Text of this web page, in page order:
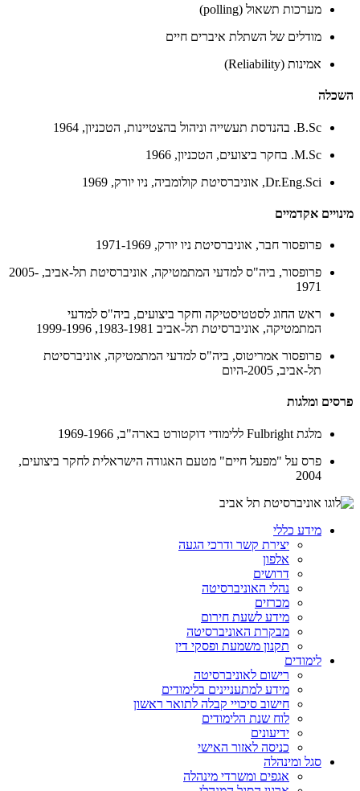
מערכות תשאול (polling)
מודלים של השתלת איברים חיים
אמינות (Reliability)
השכלה
B.Sc. בהנדסת תעשייה וניהול בהצטיינות, הטכניון, 1964
M.Sc. בחקר ביצועים, הטכניון, 1966
Dr.Eng.Sci, אוניברסיטת קולומביה, ניו יורק, 1969
מינויים אקדמיים
פרופסור חבר, אוניברסיטת ניו יורק, 1971-1969
פרופסור, ביה"ס למדעי המתמטיקה, אוניברסיטת תל-אביב, 2005-
1971
ראש החוג לסטטיסטיקה וחקר ביצועים, ביה"ס למדעי
המתמטיקה, אוניברסיטת תל-אביב 1983-1981, 1999-1996
פרופסור אמריטוס, ביה"ס למדעי המתמטיקה, אוניברסיטת
תל-אביב, 2005-היום
פרסים ומלגות
מלגת Fulbright ללימודי דוקטורט בארה"ב, 1969-1966
פרס על "מפעל חיים" מטעם האגודה הישראלית לחקר ביצועים,
2004
מידע כללי
יצירת קשר ודרכי הגעה
אלפון
דרושים
נהלי האוניברסיטה
מכרזים
מידע לשעת חירום
מבקרת האוניברסיטה
תקנון משמעת ופסקי דין
לימודים
רישום לאוניברסיטה
מידע למתעניינים בלימודים
חישוב סיכויי קבלה לתואר ראשון
לוח שנת הלימודים
ידיעונים
כניסה לאזור האישי
סגל ומינהלה
אגפים ומשרדי מינהלה